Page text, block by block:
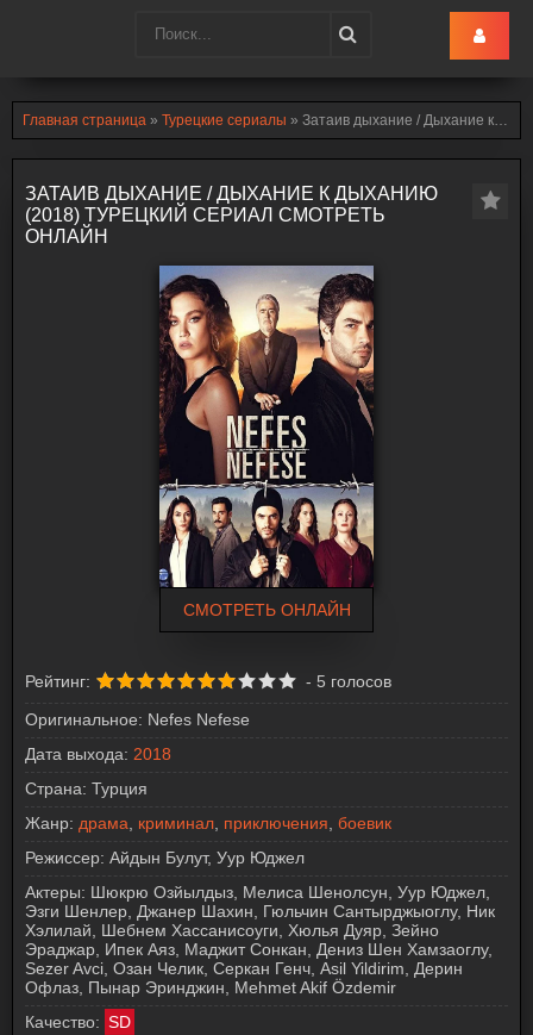
Главная страница » Турецкие сериалы » Затаив дыхание / Дыхание к дыханию (2018)
ЗАТАИВ ДЫХАНИЕ / ДЫХАНИЕ К ДЫХАНИЮ
(2018) ТУРЕЦКИЙ СЕРИАЛ СМОТРЕТЬ
ОНЛАЙН
СМОТРЕТЬ ОНЛАЙН
Рейтинг: - 5 голосов
Оригинальное: Nefes Nefese
Дата выхода: 2018
Страна: Турция
Жанр: драма криминал приключения боевик
Режиссер: Айдын Булут, Уур Юджел
Актеры: Шюкрю Озйылдыз, Мелиса Шенолсун, Уур Юджел,
Эзги Шенлер, Джанер Шахин, Гюльчин Сантырджыоглу, Ник
Хэлилай, Шебнем Хассанисоуги, Хюлья Дуяр, Зейно
Эраджар, Ипек Аяз, Маджит Сонкан, Дениз Шен Хамзаоглу,
Sezer Avci, Озан Челик, Серкан Генч, Asil Yildirim, Дерин
Офлаз, Пынар Эринджин, Mehmet Akif Özdemir
Качество: SD
Turk-Ru.lol